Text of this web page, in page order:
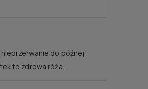
do późnej
to zdrowa róża.